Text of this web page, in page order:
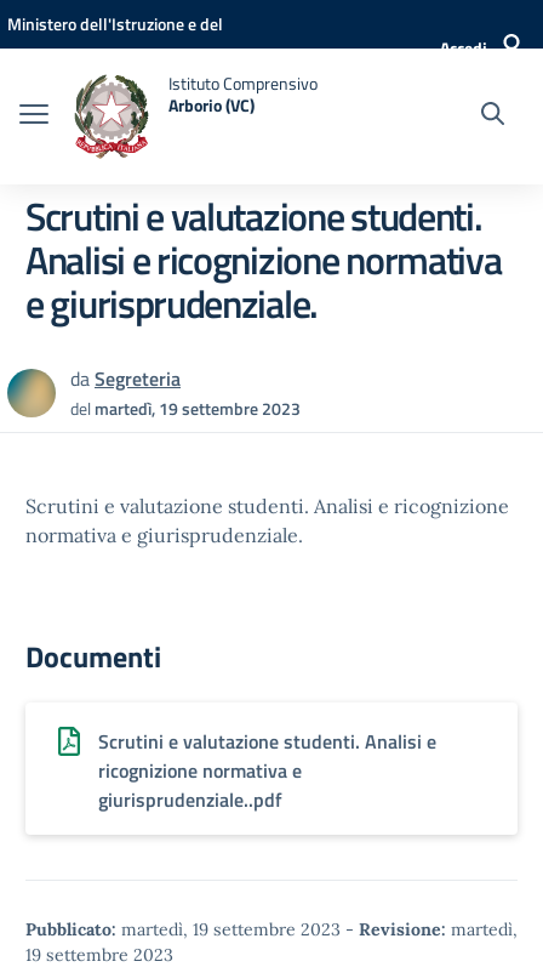
Vai ai contenuti
Vai al menu di navigazione
Vai al footer
Ministero dell'Istruzione e del
Accedi
Istituto Comprensivo
Arborio (VC)
Scrutini e valutazione studenti.
Analisi e ricognizione normativa
e giurisprudenziale.
daSegreteria
delmartedì, 19 settembre 2023
Scrutini e valutazione studenti. Analisi e ricognizione
normativa e giurisprudenziale.
Documenti
Scrutini e valutazione studenti. Analisi e
ricognizione normativa e
giurisprudenziale..pdf
Pubblicato: martedì, 19 settembre 2023 - Revisione: martedì,
19 settembre 2023